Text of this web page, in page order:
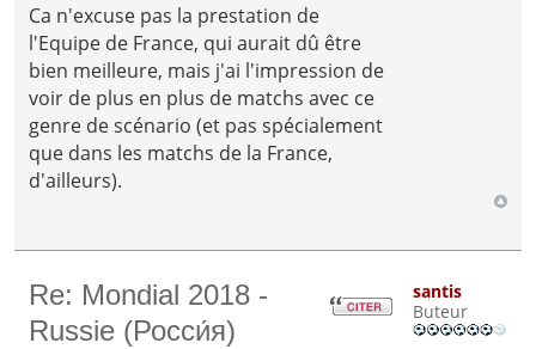
Ca n'excuse pas la prestation de
l'Equipe de France, qui aurait dû être
bien meilleure, mais j'ai l'impression de
voir de plus en plus de matchs avec ce
genre de scénario (et pas spécialement
que dans les matchs de la France,
d'ailleurs).
Re: Mondial 2018 -
Russie (Росси́я)
santis
Buteur